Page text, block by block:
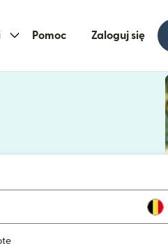
Pomoc Zaloguj się
się w nowym oknie)
się w nowym oknie)